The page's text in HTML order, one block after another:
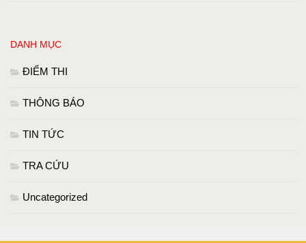
DANH MỤC
ĐIỂM THI
THÔNG BÁO
TIN TỨC
TRA CỨU
Uncategorized